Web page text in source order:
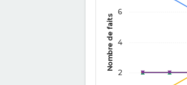
Nombre de faits
2
4
6